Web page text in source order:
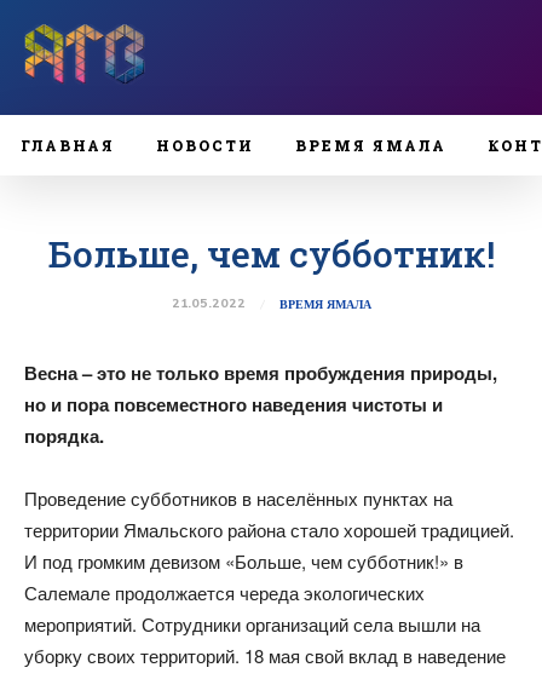
ГЛАВНАЯ НОВОСТИ ВРЕМЯ ЯМАЛА
Больше, чем субботник!
21.05.2022 ВРЕМЯ ЯМАЛА
Весна – это не только время пробуждения природы,
но и пора повсеместного наведения чистоты и
порядка.
Проведение субботников в населённых пунктах на
территории Ямальского района стало хорошей традицией.
И под громким девизом «Больше, чем субботник!» в
Салемале продолжается череда экологических
мероприятий. Сотрудники организаций села вышли на
уборку своих территорий. 18 мая свой вклад в наведение